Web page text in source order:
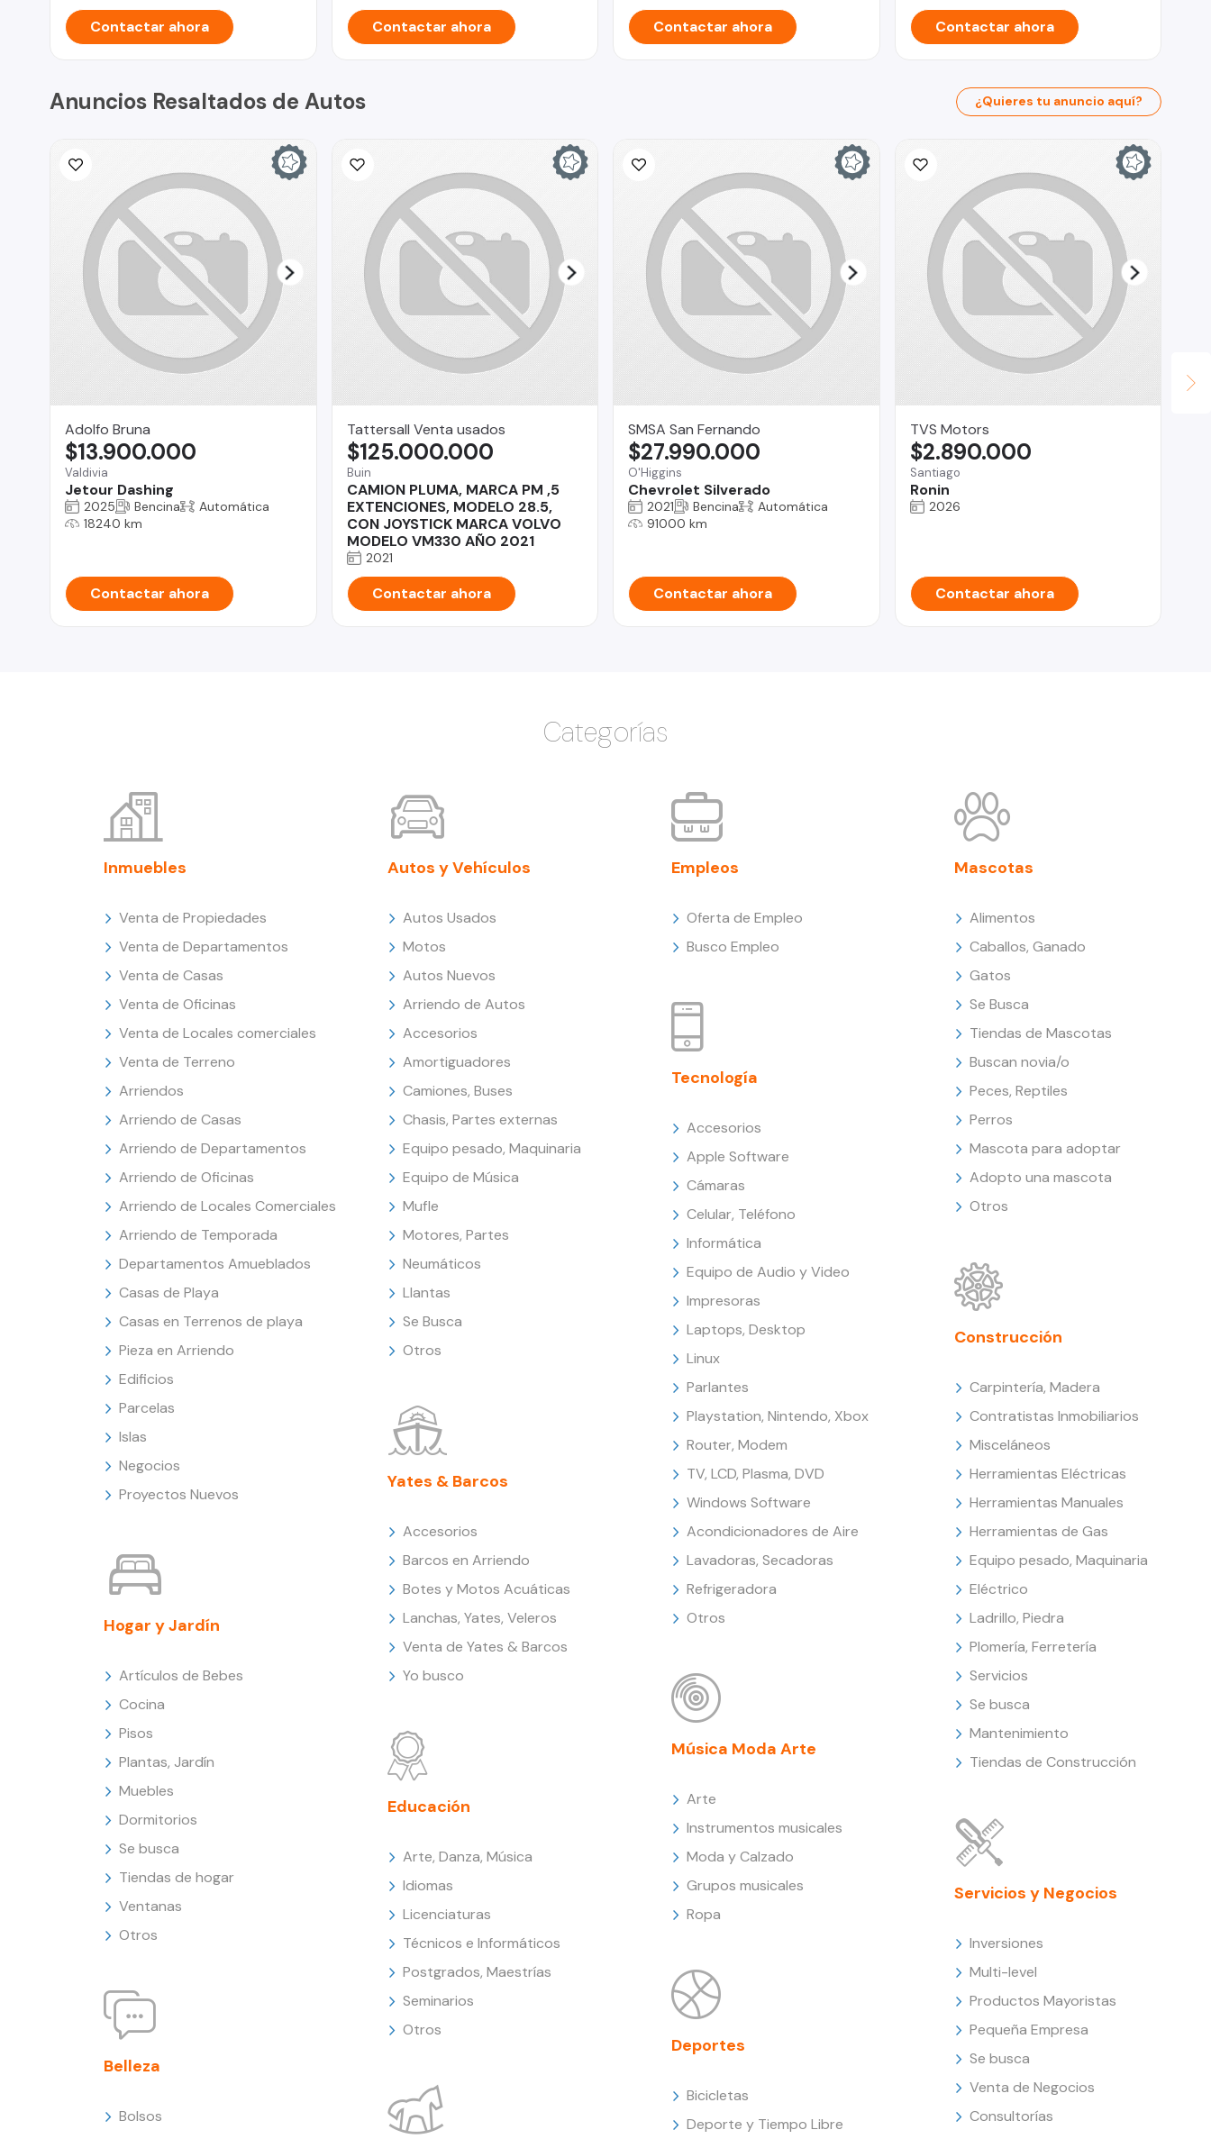
Contactar ahora Contactar ahora Contactar ahora Contactar ahora
Anuncios Resaltados de Autos ¿Quieres tu anuncio aquí?
Adolfo Bruna
Valdivia
Jetour Dashing
$13.900.000
2025 Bencina
Automática
18240 km
Contactar ahora
Tattersall Venta usados
Buin
CAMION PLUMA, MARCA PM ,5
EXTENCIONES, MODELO 28.5,
CON JOYSTICK MARCA VOLVO
MODELO VM330 AÑO 2021
$125.000.000
2021
Contactar ahora
SMSA San Fernando
O'Higgins
Chevrolet Silverado
$27.990.000
2021 Bencina
Automática
91000 km
Contactar ahora
TVS Motors
Santiago
Ronin
$2.890.000
2026
Contactar ahora
Categorías
Inmuebles
Venta de Propiedades
Venta de Departamentos
Venta de Casas
Venta de Oficinas
Venta de Locales comerciales
Venta de Terreno
Arriendos
Arriendo de Casas
Arriendo de Departamentos
Arriendo de Oficinas
Arriendo de Locales Comerciales
Arriendo de Temporada
Departamentos Amueblados
Casas de Playa
Casas en Terrenos de playa
Pieza en Arriendo
Edificios
Parcelas
Islas
Negocios
Proyectos Nuevos
Hogar y Jardín
Artículos de Bebes
Cocina
Pisos
Plantas, Jardín
Muebles
Dormitorios
Se busca
Tiendas de hogar
Ventanas
Otros
Belleza
Bolsos
Autos y Vehículos
Autos Usados
Motos
Autos Nuevos
Arriendo de Autos
Accesorios
Amortiguadores
Camiones, Buses
Chasis, Partes externas
Equipo pesado, Maquinaria
Equipo de Música
Mufle
Motores, Partes
Neumáticos
Llantas
Se Busca
Otros
Yates & Barcos
Accesorios
Barcos en Arriendo
Botes y Motos Acuáticas
Lanchas, Yates, Veleros
Venta de Yates & Barcos
Yo busco
Educación
Arte, Danza, Música
Idiomas
Licenciaturas
Técnicos e Informáticos
Postgrados, Maestrías
Seminarios
Otros
Empleos
Oferta de Empleo
Busco Empleo
Tecnología
Accesorios
Apple Software
Cámaras
Celular, Teléfono
Informática
Equipo de Audio y Video
Impresoras
Laptops, Desktop
Linux
Parlantes
Playstation, Nintendo, Xbox
Router, Modem
TV, LCD, Plasma, DVD
Windows Software
Acondicionadores de Aire
Lavadoras, Secadoras
Refrigeradora
Otros
Música Moda Arte
Arte
Instrumentos musicales
Moda y Calzado
Grupos musicales
Ropa
Deportes
Bicicletas
Deporte y Tiempo Libre
Mascotas
Alimentos
Caballos, Ganado
Gatos
Se Busca
Tiendas de Mascotas
Buscan novia/o
Peces, Reptiles
Perros
Mascota para adoptar
Adopto una mascota
Otros
Construcción
Carpintería, Madera
Contratistas Inmobiliarios
Misceláneos
Herramientas Eléctricas
Herramientas Manuales
Herramientas de Gas
Equipo pesado, Maquinaria
Eléctrico
Ladrillo, Piedra
Plomería, Ferretería
Servicios
Se busca
Mantenimiento
Tiendas de Construcción
Servicios y Negocios
Inversiones
Multi-level
Productos Mayoristas
Pequeña Empresa
Se busca
Venta de Negocios
Consultorías